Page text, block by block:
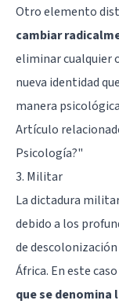
Otro elemento
cambiar
eliminar cualquier
nueva identidad
manera
Artículo
Psicología?"
3. Militar
La dictadura
debido a los
de
África. En este caso
que se